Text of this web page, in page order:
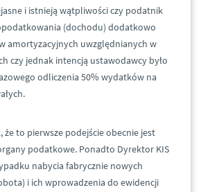
i istnieją wątpliwości czy podatnik
(dochodu) dodatkowo
amortyzacyjnych uwzględnianych w
czy jednak intencją ustawodawcy było
odliczenia 50% wydatków na
że to pierwsze podejście obecnie jest
podatkowe. Ponadto Dyrektor KIS
nabycia fabrycznie nowych
i ich wprowadzenia do ewidencji